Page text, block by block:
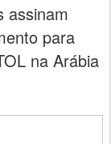
assinam
para
na Arábia